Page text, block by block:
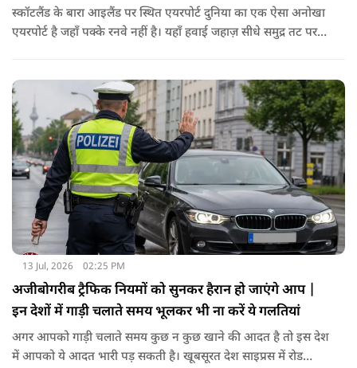
स्कॉटलैंड के बारा आइलैंड पर स्थित एयरपोर्ट दुनिया का एक ऐसा अनोखा
एयरपोर्ट है जहाँ पक्के रनवे नहीं है। यहाँ हवाई जहाज़ सीधे समुद्र तट पर
ही रनवे का काम करता है।
13 Jul, 2026 02:25 PM
अजीबोगरीब ट्रैफिक नियमों को सुनकर हैरान हो जाएंगे आप |
इन देशों में गाड़ी चलाते समय भूलकर भी ना करें ये गलतियां
अगर आपको गाड़ी चलाते समय कुछ न कुछ खाने की आदत है तो इस देश
में आपको ये आदत भारी पड़ सकती है। खूबसूरत देश साइप्रस में रोड